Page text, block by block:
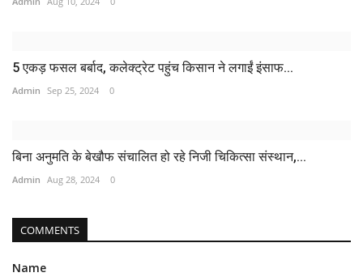
5 एकड़ फसल बर्बाद, कलेक्ट्रेट पहुंच किसान ने लगाईं इंसाफ...
Admin Sep 25, 2024 0
बिना अनुमति के बेखौफ संचालित हो रहे निजी चिकित्सा संस्थान,...
Admin Aug 28, 2024 0
COMMENTS
Name